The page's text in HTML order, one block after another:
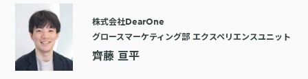
株式会社DearOne
グロースマーケティング部 エクスペリエンスユニット
齊藤 亘平